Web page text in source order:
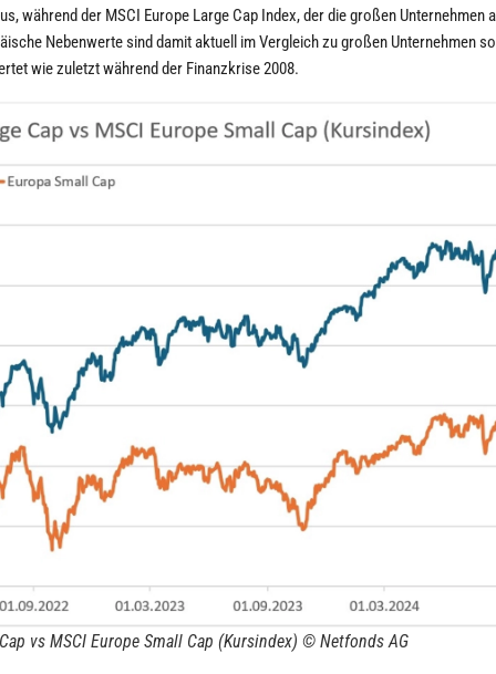
während der MSCI Europe Large Cap Index, der die großen Unternehmen
Nebenwerte sind damit aktuell im Vergleich zu großen Unternehmen
wie zuletzt während der Finanzkrise 2008.
vs MSCI Europe Small Cap (Kursindex) © Netfonds AG